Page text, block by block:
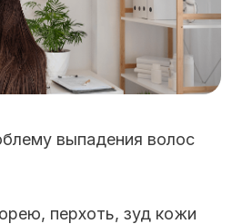
выпадения волос
перхоть, зуд кожи